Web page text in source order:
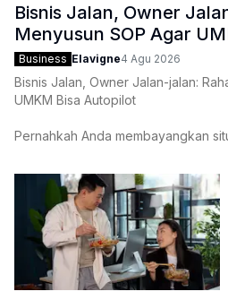
Bisnis Jalan, Owner
Menyusun SOP Agar
Business Elavigne4 Agu 2026
Bisnis Jalan, Owner Jalan-jalan:
UMKM Bisa Autopilot
Pernahkah Anda membayangkan
uang masuk terus berdatangan.
lancar, dan stok barang
Anda